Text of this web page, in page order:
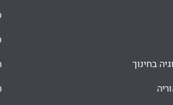
בחינוך